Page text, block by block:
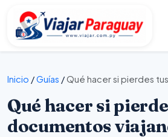
Inicio /Guías /Qué hacer si pierdes
Qué hacer si
documentos